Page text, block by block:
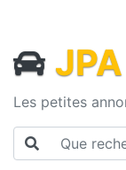
JPA
Les petites